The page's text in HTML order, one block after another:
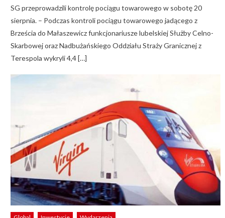
SG przeprowadzili kontrolę pociągu towarowego w sobotę 20
sierpnia. – Podczas kontroli pociągu towarowego jadącego z
Brześcia do Małaszewicz funkcjonariusze lubelskiej Służby Celno-
Skarbowej oraz Nadbużańskiego Oddziału Straży Granicznej z
Terespola wykryli 4,4 […]